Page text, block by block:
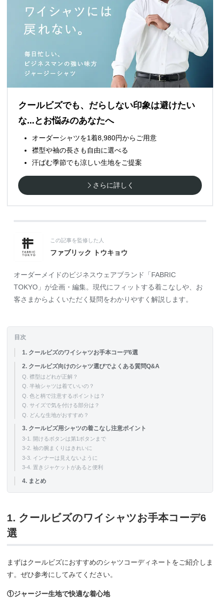
クールビズでも、だらしない印象は避けたい
な...とお悩みのあなたへ
オーダーシャツを1着8,980円からご用意
襟型や袖の長さも自由に選べる
汗ばむ季節でも涼しい生地をご提案
さらに詳しく
この記事を監修した人
ファブリック トウキョウ
オーダーメイドのビジネスウェアブランド「FABRIC
TOKYO」が企画・編集。現代にフィットする着こなしや、お
客さまからよくいただく疑問をわかりやすく解説します。
目次
1. クールビズのワイシャツお手本コーデ6選
2. クールビズ向けのシャツ選びでよくある質問Q&A
Q. 襟型はどれが正解？
Q. 半袖シャツは着ていいの？
Q. 色と柄で注意するポイントは？
Q. サイズで気を付ける部分は？
Q. どんな生地がおすすめ？
3. クールビズ用シャツの着こなし注意ポイント
3-1. 開けるボタンは第1ボタンまで
3-2. 袖の腕まくりはきれいに
3-3. インナーは見えないように
3-4. 置きジャケットがあると便利
4. まとめ
1. クールビズのワイシャツお手本コーデ6
選
まずはクールビズにおすすめのシャツコーディネートをご紹介しま
す。ぜひ参考にしてみてください。
①ジャージー生地で快適な着心地